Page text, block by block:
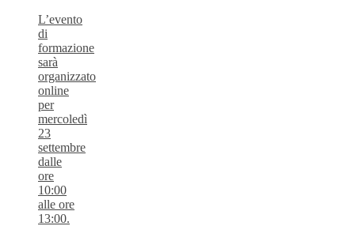
L’evento
di
formazione
sarà
organizzato
online
per
mercoledì
23
settembre
dalle
ore
10:00
alle ore
13:00.